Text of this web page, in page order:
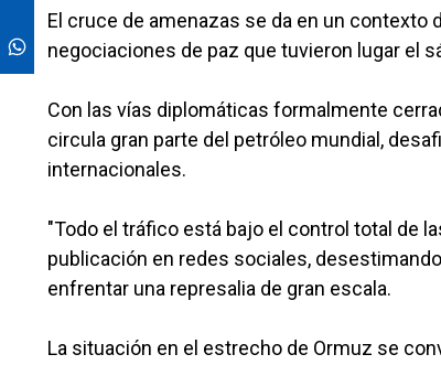
El cruce de amenazas se da en un contexto
negociaciones de paz que tuvieron lugar el
Con las vías diplomáticas formalmente
circula gran parte del petróleo mundial,
internacionales.
"Todo el tráfico está bajo el control total de
publicación en redes sociales,
enfrentar una represalia de gran escala.
La situación en el estrecho de Ormuz se